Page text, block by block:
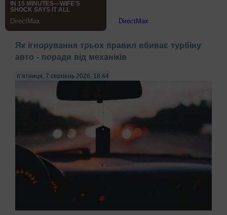
Як ігнорування трьох правил вбиває турбіну
авто - поради від механіків
п’ятниця, 7 серпень 2026, 18:44